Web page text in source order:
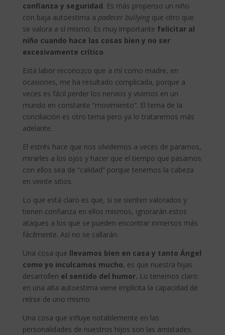
confianza y seguridad. Es más propenso un niño
con baja autoestima a padecer bullying que otro que
se valora a sí mismo. Es muy importante felicitar al
niño cuando hace las cosas bien y no ser
excesivamente crítico.
Esta labor reconozco que a mí como madre, en
ocasiones, me ha resultado complicada, porque a
veces es fácil perder los nervios y vivimos en un
mundo en constante “movimiento”. El tema de la
conciliación es otro tema pero ya lo trataremos más
adelante.
El estrés hace que nos olvidemos a veces de pararnos,
mirarles a los ojos y hacer que el tiempo que pasamos
con ellos sea de “calidad” porque tenemos la cabeza
en veinte sitios.
Lo que está claro es que, si se sienten valorados y
tienen confianza en ellos mismos, ignorarán estos
ataques a los que se pueden encontrar inmersos más
fácilmente. Así no se callarán.
Una cosa que llevamos bien en casa y tanto Ángel
como yo inculcamos mucho, es que nuestra hijas
desarrollen el sentido del humor. Lo tenemos claro:
en una alta autoestima viene implícita la capacidad de
reírse de uno mismo.
Una cosa que influye notablemente en las
personalidades de nuestros hijos son las amistades.